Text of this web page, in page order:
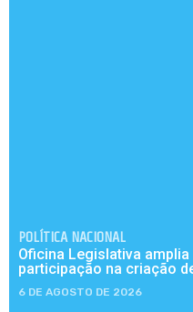
POLÍTICA NACIONAL
Oficina Legislativa
participação na criação
6 DE AGOSTO DE 2026